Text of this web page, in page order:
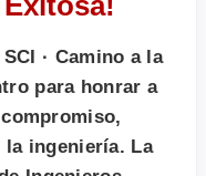
· Camino a la
para honrar a
la ingeniería. La